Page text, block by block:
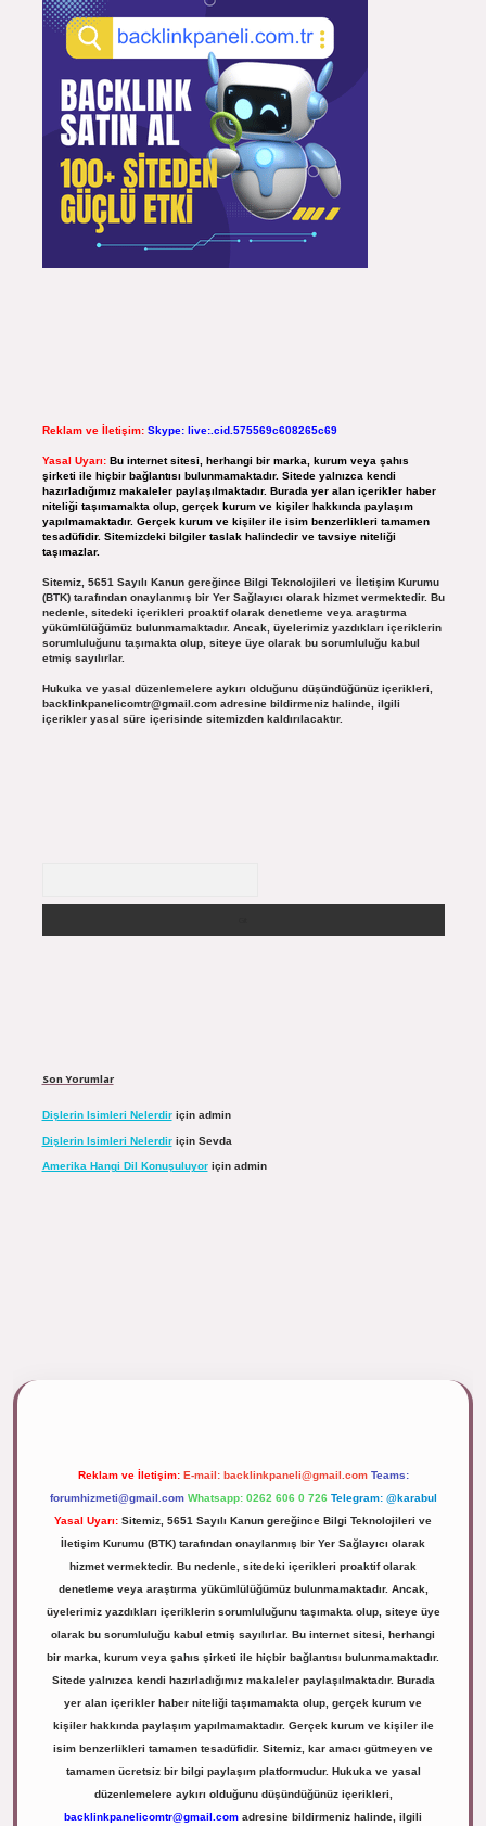
Reklam ve İletişim: Skype: live:.cid.575569c608265c69
Yasal Uyarı: Bu internet sitesi, herhangi bir marka, kurum veya şahıs
şirketi ile hiçbir bağlantısı bulunmamaktadır. Sitede yalnızca kendi
hazırladığımız makaleler paylaşılmaktadır. Burada yer alan içerikler haber
niteliği taşımamakta olup, gerçek kurum ve kişiler hakkında paylaşım
yapılmamaktadır. Gerçek kurum ve kişiler ile isim benzerlikleri tamamen
tesadüfidir. Sitemizdeki bilgiler taslak halindedir ve tavsiye niteliği
taşımazlar.
Sitemiz, 5651 Sayılı Kanun gereğince Bilgi Teknolojileri ve İletişim Kurumu
(BTK) tarafından onaylanmış bir Yer Sağlayıcı olarak hizmet vermektedir. Bu
nedenle, sitedeki içerikleri proaktif olarak denetleme veya araştırma
yükümlülüğümüz bulunmamaktadır. Ancak, üyelerimiz yazdıkları içeriklerin
sorumluluğunu taşımakta olup, siteye üye olarak bu sorumluluğu kabul
etmiş sayılırlar.
Hukuka ve yasal düzenlemelere aykırı olduğunu düşündüğünüz içerikleri,
backlinkpanelicomtr@gmail.comadresine bildirmeniz halinde, ilgili
içerikler yasal süre içerisinde sitemizden kaldırılacaktır.
Son Yorumlar
Dişlerin Isimleri Nelerdiriçin admin
Dişlerin Isimleri Nelerdiriçin Sevda
Amerika Hangi Dil Konuşuluyoriçin admin
Reklam ve İletişim: E-mail: backlinkpaneli@gmail.com Teams:
forumhizmeti@gmail.com Whatsapp: 0262 606 0 726 Telegram: @karabul
Yasal Uyarı: Sitemiz, 5651 Sayılı Kanun gereğince Bilgi Teknolojileri ve
İletişim Kurumu (BTK) tarafından onaylanmış bir Yer Sağlayıcı olarak
hizmet vermektedir. Bu nedenle, sitedeki içerikleri proaktif olarak
denetleme veya araştırma yükümlülüğümüz bulunmamaktadır. Ancak,
üyelerimiz yazdıkları içeriklerin sorumluluğunu taşımakta olup, siteye üye
olarak bu sorumluluğu kabul etmiş sayılırlar. Bu internet sitesi, herhangi
bir marka, kurum veya şahıs şirketi ile hiçbir bağlantısı bulunmamaktadır.
Sitede yalnızca kendi hazırladığımız makaleler paylaşılmaktadır. Burada
yer alan içerikler haber niteliği taşımamakta olup, gerçek kurum ve
kişiler hakkında paylaşım yapılmamaktadır. Gerçek kurum ve kişiler ile
isim benzerlikleri tamamen tesadüfidir. Sitemiz, kar amacı gütmeyen ve
tamamen ücretsiz bir bilgi paylaşım platformudur. Hukuka ve yasal
düzenlemelere aykırı olduğunu düşündüğünüz içerikleri,
backlinkpanelicomtr@gmail.com adresine bildirmeniz halinde, ilgili